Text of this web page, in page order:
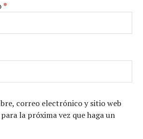
*
correo electrónico y sitio web
la próxima vez que haga un